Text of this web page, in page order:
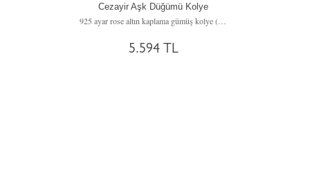
Cezayir Aşk Düğümü Kolye
925 ayar rose altın kaplama gümüş kolye (170 cm gümüş rolo zincir)
5.594 TL